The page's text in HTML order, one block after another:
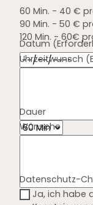
60 Min. - 40 €
90 Min. - 50 €
120 Min. - 60€
Datum
Uhrzeitwunsch
Dauer
Wünsche
Datenschutz-
Ja, ich habe